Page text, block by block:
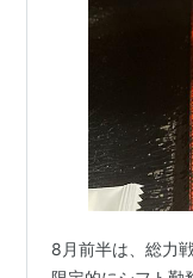
8月前半は、総力